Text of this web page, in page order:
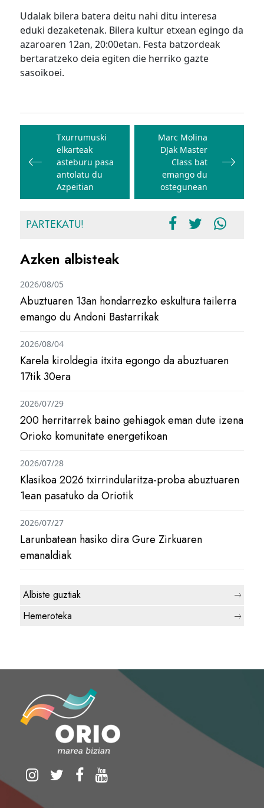
Udalak bilera batera deitu nahi ditu interesa
eduki dezaketenak. Bilera kultur etxean egingo da
azaroaren 12an, 20:00etan. Festa batzordeak
bertaratzeko deia egiten die herriko gazte
sasoikoei.
Bidalketetan
zehar
nabigatu
Txurrumuski
elkarteak
asteburu pasa
antolatu du
Azpeitian
Marc Molina
DJak Master
Class bat
emango du
ostegunean
PARTEKATU!
Azken albisteak
Abuztuaren 13an hondarrezko eskultura tailerra
emango du Andoni Bastarrikak
2026/08/05
Karela kiroldegia itxita egongo da abuztuaren
17tik 30era
2026/08/04
200 herritarrek baino gehiagok eman dute izena
Orioko komunitate energetikoan
2026/07/29
Klasikoa 2026 txirrindularitza-proba abuztuaren
1ean pasatuko da Oriotik
2026/07/28
Larunbatean hasiko dira Gure Zirkuaren
emanaldiak
2026/07/27
Albiste guztiak
Hemeroteka